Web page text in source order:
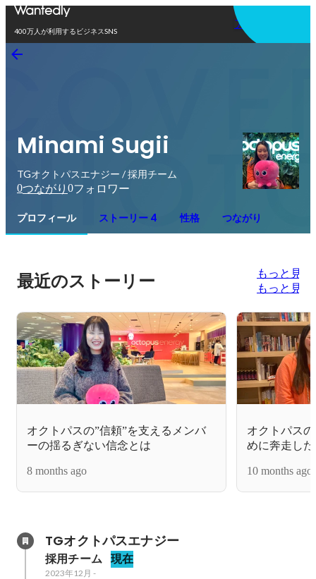
400万人が利用するビジネスSNS
アプリを使う
Minami Sugii
TGオクトパスエナジー / 採用チーム
0つながり 0フォロワー
プロフィール ストーリー 4 性格 つながり
最近のストーリー
もっと見る
もっと見る
オクトパスの”信頼”を支えるメンバ
ーの揺るぎない信念とは
8 months ago
オクトパス
めに奔走し
10 months ago
TGオクトパスエナジー
採用チーム 現在
2023年12月 -